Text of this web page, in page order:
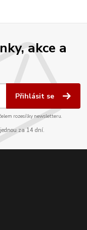
akce a
Přihlásit se
rozesílky newsletteru.
za 14 dní.